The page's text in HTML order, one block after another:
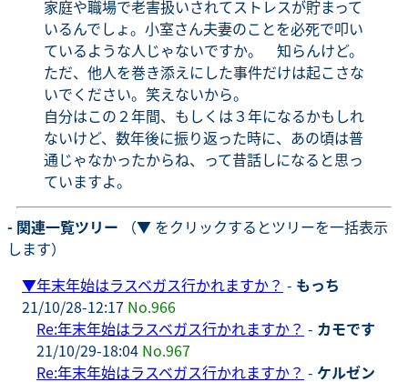
家庭や職場で老害扱いされてストレスが貯まって
いるんでしょ。小室さん夫妻のことを必死で叩い
ているような人じゃないですか。 知らんけど。
ただ、他人を巻き添えにした事件だけは起こさな
いでください。笑えないから。
自分はこの２年間、もしくは３年になるかもしれ
ないけど、数年後に振り返った時に、あの頃は普
通じゃなかったからね、って昔話しになると思っ
ていますよ。
- 関連一覧ツリー （▼ をクリックするとツリーを一括表示
します）
▼年末年始はラスベガス行かれますか？ - もっち
21/10/28-12:17 No.966
Re:年末年始はラスベガス行かれますか？ - カモです
21/10/29-18:04 No.967
Re:年末年始はラスベガス行かれますか？ - ケルゼン